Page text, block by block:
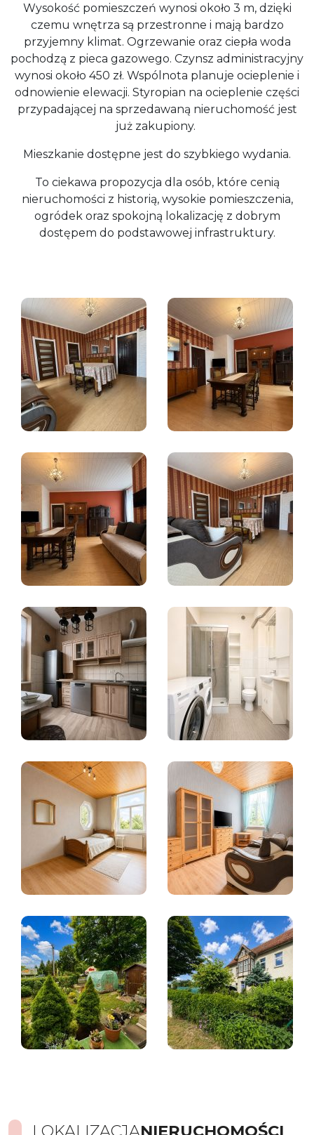
Wysokość pomieszczeń wynosi około 3 m, dzięki
czemu wnętrza są przestronne i mają bardzo
przyjemny klimat. Ogrzewanie oraz ciepła woda
pochodzą z pieca gazowego. Czynsz administracyjny
wynosi około 450 zł. Wspólnota planuje ocieplenie i
odnowienie elewacji. Styropian na ocieplenie części
przypadającej na sprzedawaną nieruchomość jest
już zakupiony.
Mieszkanie dostępne jest do szybkiego wydania.
To ciekawa propozycja dla osób, które cenią
nieruchomości z historią, wysokie pomieszczenia,
ogródek oraz spokojną lokalizację z dobrym
dostępem do podstawowej infrastruktury.
LOKALIZACJANIERUCHOMOŚCI